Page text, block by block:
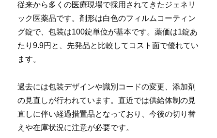
従来から多くの医療現場で採用されてきたジェネリ
ック医薬品です。剤形は白色のフィルムコーティン
グ錠で、包装は100錠単位が基本です。薬価は1錠あ
たり9.9円と、先発品と比較してコスト面で優れてい
ます。
過去には包装デザインや識別コードの変更、添加剤
の見直しが行われています。直近では供給体制の見
直しに伴い経過措置品となっており、今後の切り替
えや在庫状況に注意が必要です。